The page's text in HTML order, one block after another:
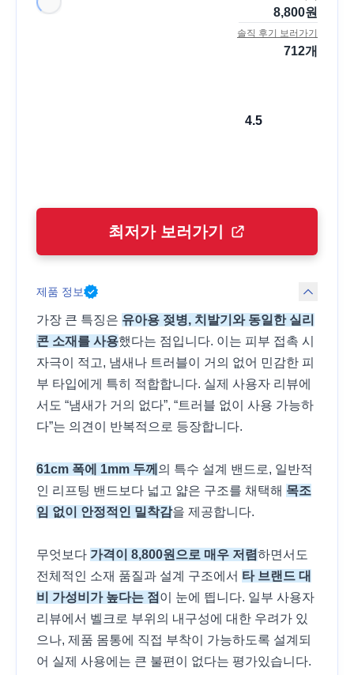
8,800원
솔직 후기 보러가기
712개
4.5
최저가 보러가기
제품 정보
가장 큰 특징은 유아용 젖병, 치발기와 동일한 실리
콘 소재를 사용했다는 점입니다. 이는 피부 접촉 시
자극이 적고, 냄새나 트러블이 거의 없어 민감한 피
부 타입에게 특히 적합합니다. 실제 사용자 리뷰에
서도 “냄새가 거의 없다”, “트러블 없이 사용 가능하
다”는 의견이 반복적으로 등장합니다.
61cm 폭에 1mm 두께 의 특수 설계 밴드로, 일반적
인 리프팅 밴드보다 넓고 얇은 구조를 채택해 목조
임 없이 안정적인 밀착감을 제공합니다.
무엇보다 가격이 8,800원으로 매우 저렴하면서도
전체적인 소재 품질과 설계 구조에서 타 브랜드 대
비 가성비가 높다는 점 이 눈에 띕니다. 일부 사용자
리뷰에서 벨크로 부위의 내구성에 대한 우려가 있
으나, 제품 몸통에 직접 부착이 가능하도록 설계되
어 실제 사용에는 큰 불편이 없다는 평가있습니다.